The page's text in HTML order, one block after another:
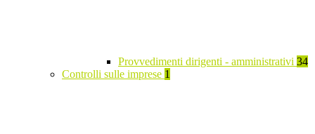
Provvedimenti dirigenti - amministrativi 34
Controlli sulle imprese 1